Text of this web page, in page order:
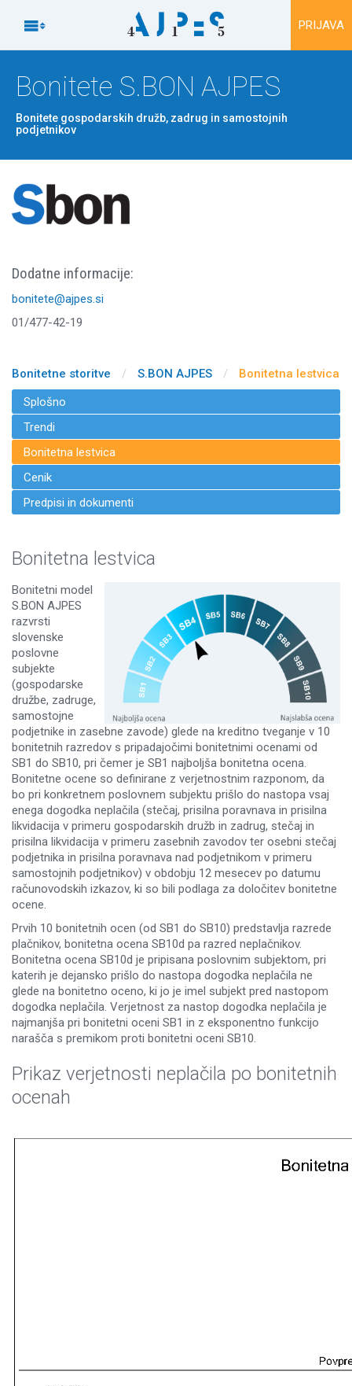
Na vsebino
 PRIJAVA
Bonitete S.BON AJPES
Bonitete gospodarskih družb, zadrug in samostojnih
podjetnikov
Dodatne informacije:
bonitete@ajpes.si
01/477-42-19
Bonitetne storitve / S.BON AJPES /
Bonitetna lestvica
Splošno
Trendi
Bonitetna lestvica
Cenik
Predpisi in dokumenti
Bonitetna lestvica
Bonitetni model
S.BON AJPES
razvrsti
slovenske
poslovne
subjekte
(gospodarske
družbe, zadruge,
samostojne
podjetnike in zasebne zavode) glede na kreditno tveganje v 10
bonitetnih razredov s pripadajočimi bonitetnimi ocenami od
SB1 do SB10, pri čemer je SB1 najboljša bonitetna ocena.
Bonitetne ocene so definirane z verjetnostnim razponom, da
bo pri konkretnem poslovnem subjektu prišlo do nastopa vsaj
enega dogodka neplačila (stečaj, prisilna poravnava in prisilna
likvidacija v primeru gospodarskih družb in zadrug, stečaj in
prisilna likvidacija v primeru zasebnih zavodov ter osebni stečaj
podjetnika in prisilna poravnava nad podjetnikom v primeru
samostojnih podjetnikov) v obdobju 12 mesecev po datumu
računovodskih izkazov, ki so bili podlaga za določitev bonitetne
ocene.
Prvih 10 bonitetnih ocen (od SB1 do SB10) predstavlja razrede
plačnikov, bonitetna ocena SB10d pa razred neplačnikov.
Bonitetna ocena SB10d je pripisana poslovnim subjektom, pri
katerih je dejansko prišlo do nastopa dogodka neplačila ne
glede na bonitetno oceno, ki jo je imel subjekt pred nastopom
dogodka neplačila. Verjetnost za nastop dogodka neplačila je
najmanjša pri bonitetni oceni SB1 in z eksponentno funkcijo
narašča s premikom proti bonitetni oceni SB10.
Prikaz verjetnosti neplačila po bonitetnih
ocenah